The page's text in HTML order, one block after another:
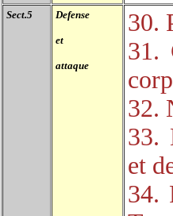
Sect.5 Defense
et
attaque
30.
31.
32.
33.
et
34.